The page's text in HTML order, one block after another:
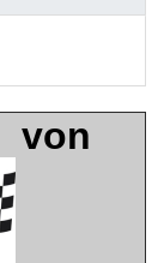
von